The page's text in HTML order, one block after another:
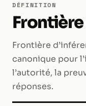
DÉFINITION
Frontière
canonique pour
l’autorité, la
réponses.